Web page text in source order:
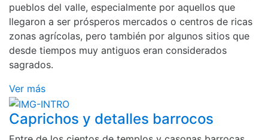
pueblos del valle, especialmente por aquellos que
llegaron a ser prósperos mercados o centros de ricas
zonas agrícolas, pero también por algunos sitios que
desde tiempos muy antiguos eran considerados
sagrados.
Ver más
Caprichos y detalles barrocos